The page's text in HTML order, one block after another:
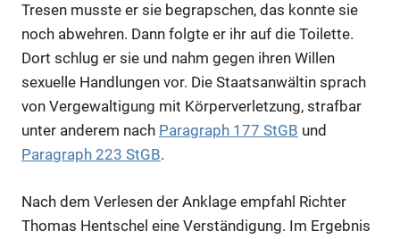
Tresen musste er sie begrapschen, das konnte sie
noch abwehren. Dann folgte er ihr auf die Toilette.
Dort schlug er sie und nahm gegen ihren Willen
sexuelle Handlungen vor. Die Staatsanwältin sprach
von Vergewaltigung mit Körperverletzung, strafbar
unter anderem nach Paragraph 177 StGB und
Paragraph 223 StGB.
Nach dem Verlesen der Anklage empfahl Richter
Thomas Hentschel eine Verständigung. Im Ergebnis